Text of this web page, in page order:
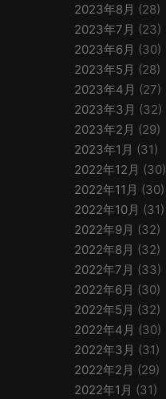
2023年8月 (28)
2023年7月 (23)
2023年6月 (30)
2023年5月 (28)
2023年4月 (27)
2023年3月 (32)
2023年2月 (29)
2023年1月 (31)
2022年12月 (30)
2022年11月 (30)
2022年10月 (31)
2022年9月 (32)
2022年8月 (32)
2022年7月 (33)
2022年6月 (30)
2022年5月 (32)
2022年4月 (30)
2022年3月 (31)
2022年2月 (29)
2022年1月 (31)